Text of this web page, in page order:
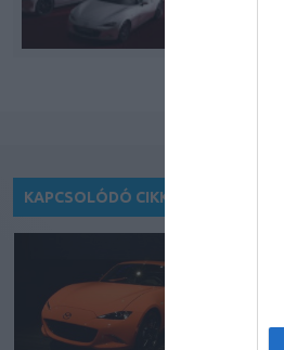
KAPCSOLÓDÓ CIKKEK